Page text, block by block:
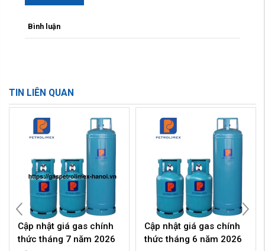
Bình luận
TIN LIÊN QUAN
Cập nhật giá gas chính
thức tháng 7 năm 2026
Cập nhật giá gas chính
thức tháng 6 năm 2026